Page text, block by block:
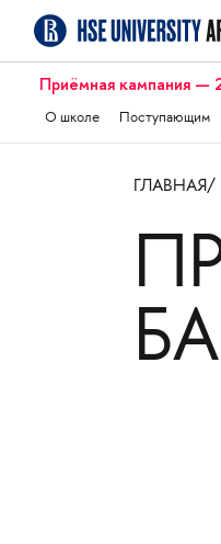
Приёмная кампания —
О школе Поступающим
ГЛАВНАЯ